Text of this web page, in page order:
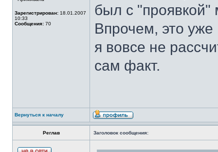
Зарегистрирован: 18.01.2007
10:33
Сообщения: 70
был с "проявкой"
Впрочем, это
я вовсе не
сам факт.
Вернуться к началу
Реглав Заголовок сообщения: